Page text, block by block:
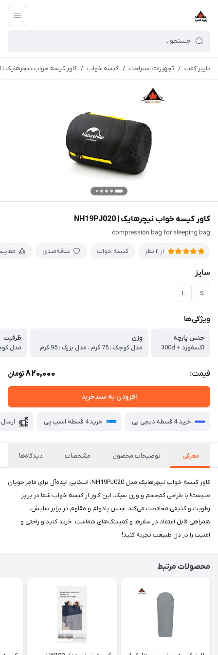
پاییز کمپ / تجهیزات استراحت / کیسه خواب / کاور کیسه خواب نیچرهایک | NH19PJ020
کاور کیسه خواب نیچرهایک | NH19PJ020
compression bag for sleeping bag
از 11 نظر کیسه خواب علاقه‌مندی
سایز
S
L
ویژگی‌ها
جنس پارچه
آکسفورد + 300d
وزن
مدل کوچک : 75 گرم ، مدل بزرگ : 95 گرم
ظرفیت
قیمت: 820,000تومان
افزودن به سبدخرید
خرید 4 قسطه دیجی پی خرید 4 قسطه اسنپ پی
معرفی توضیحات محصول مشخصات دیدگاه‌ها
کاور کیسه خواب نیچرهایک مدل NH19PJ020، انتخابی ایده‌آل برای ماجراجویان
طبیعت! با طراحی کم‌حجم و وزن سبک، این کاور از کیسه خواب شما در برابر
رطوبت و کثیفی محافظت می‌کند. جنس بادوام و مقاوم در برابر سایش،
همراهی قابل اعتماد در سفرها و کمپینگ‌های شماست. خرید کنید و راحتی و
امنیت را در دل طبیعت تجربه کنید!
محصولات مرتبط